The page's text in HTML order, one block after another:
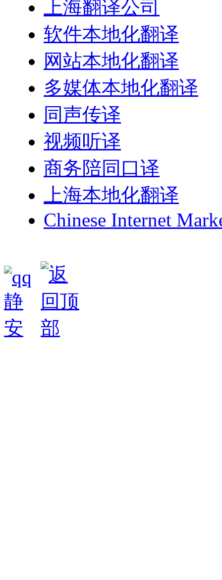
上海翻译公司
软件本地化翻译
网站本地化翻译
多媒体本地化翻译
同声传译
视频听译
商务陪同口译
上海本地化翻译
Chinese Internet